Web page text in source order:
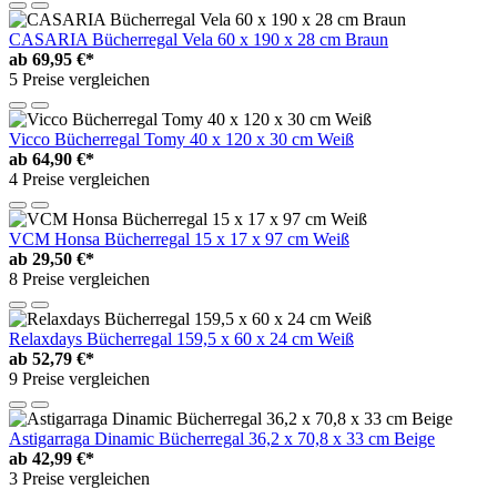
CASARIA Bücherregal Vela 60 x 190 x 28 cm Braun
ab 69,95 €*
5 Preise vergleichen
Vicco Bücherregal Tomy 40 x 120 x 30 cm Weiß
ab 64,90 €*
4 Preise vergleichen
VCM Honsa Bücherregal 15 x 17 x 97 cm Weiß
ab 29,50 €*
8 Preise vergleichen
Relaxdays Bücherregal 159,5 x 60 x 24 cm Weiß
ab 52,79 €*
9 Preise vergleichen
Astigarraga Dinamic Bücherregal 36,2 x 70,8 x 33 cm Beige
ab 42,99 €*
3 Preise vergleichen